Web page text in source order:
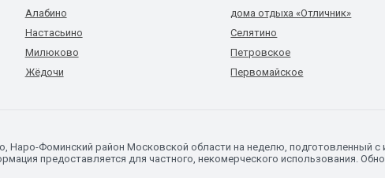
Алабино
Настасьино
Милюково
Жёдочи
дома отдыха «Отличник»
Селятино
Петровское
Первомайское
Фоминский район Московской области на неделю, подготовленный с
предоставляется для частного, некомерческого использования.